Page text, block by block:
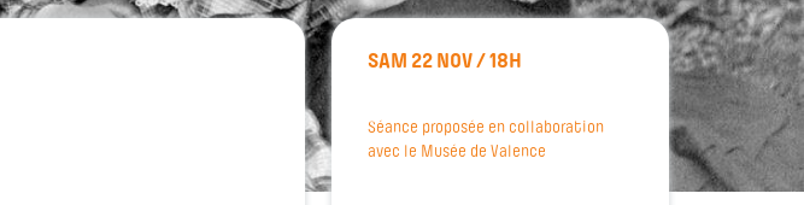
SAM 22 NOV / 18H
Séance proposée en collaboration
avec le Musée de Valence